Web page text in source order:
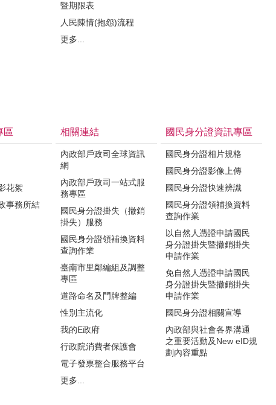
暨期限表
人民陳情(抱怨)流程
更多...
區
花絮
事務所結
相關連結
內政部戶政司全球資訊
網
內政部戶政司一站式服
務專區
國民身分證掛失（撤銷
掛失）服務
國民身分證領補換資料
查詢作業
臺南市里鄰編組及調整
專區
道路命名及門牌整編
性別主流化
我的E政府
行政院消費者保護會
電子發票整合服務平台
更多...
國民身分證資訊專區
國民身分證相片規格
國民身分證影像上傳
國民身分證快速辨識
國民身分證領補換資料
查詢作業
以自然人憑證申請國民
身分證掛失暨撤銷掛失
申請作業
免自然人憑證申請國民
身分證掛失暨撤銷掛失
申請作業
國民身分證相關宣導
內政部與社會各界溝通
之重要活動及New eID規
劃內容重點